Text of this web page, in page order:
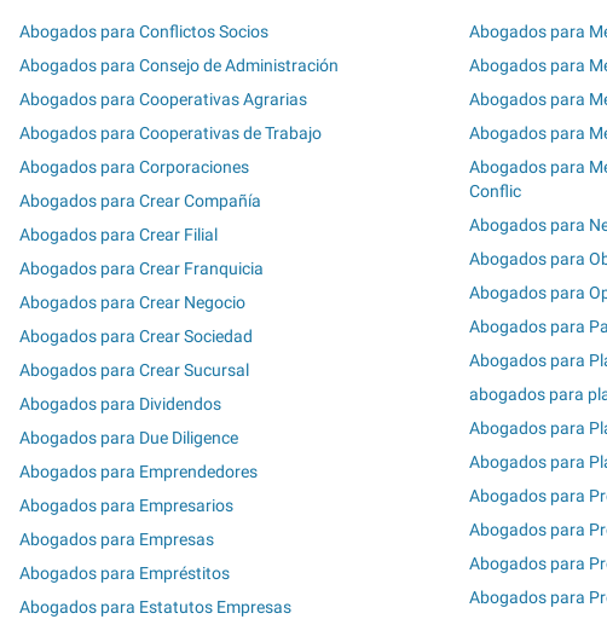
Abogados para Conflictos Socios
Abogados para Consejo de Administración
Abogados para Cooperativas Agrarias
Abogados para Cooperativas de Trabajo
Abogados para Corporaciones
Abogados para Crear Compañía
Abogados para Crear Filial
Abogados para Crear Franquicia
Abogados para Crear Negocio
Abogados para Crear Sociedad
Abogados para Crear Sucursal
Abogados para Dividendos
Abogados para Due Diligence
Abogados para Emprendedores
Abogados para Empresarios
Abogados para Empresas
Abogados para Empréstitos
Abogados para Estatutos Empresas
Abogados para
Abogados para
Abogados para
Abogados para
Abogados para
Conflic
Abogados para
Abogados para
Abogados para
Abogados para
Abogados para
abogados para
Abogados para
Abogados para
Abogados para
Abogados para
Abogados para
Abogados para